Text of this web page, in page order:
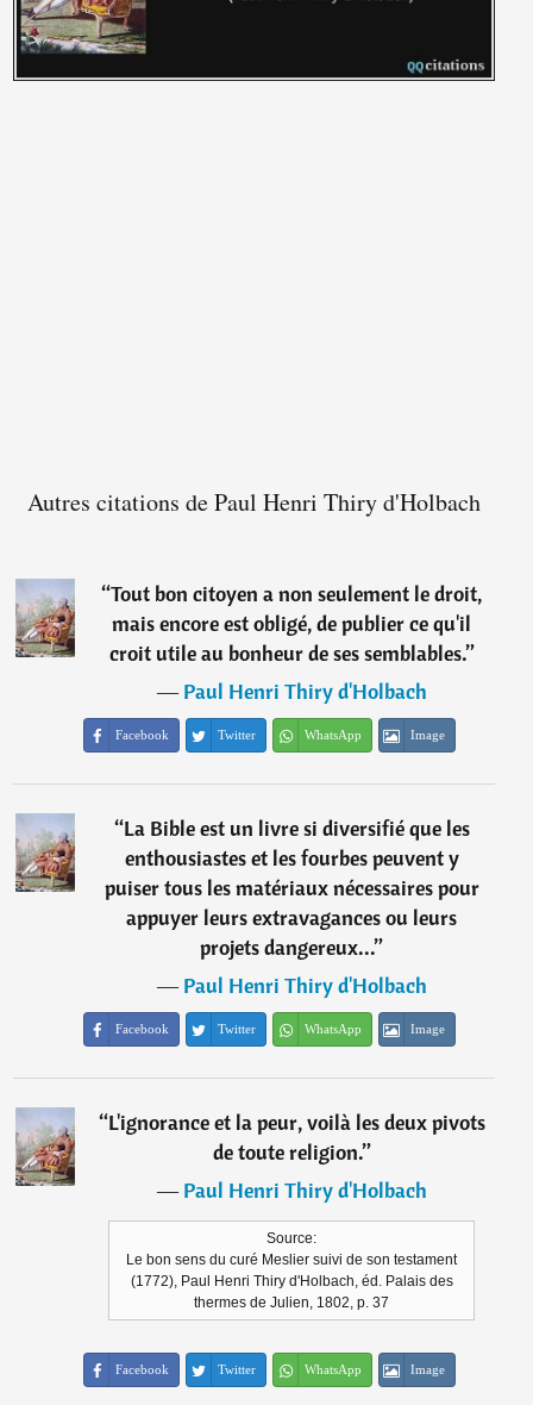
Autres citations de Paul Henri Thiry d'Holbach
“Tout bon citoyen a non seulement le droit,
mais encore est obligé, de publier ce qu'il
croit utile au bonheur de ses semblables.”
―Paul Henri Thiry d'Holbach
Facebook Twitter WhatsApp Image
“La Bible est un livre si diversifié que les
enthousiastes et les fourbes peuvent y
puiser tous les matériaux nécessaires pour
appuyer leurs extravagances ou leurs
projets dangereux...”
―Paul Henri Thiry d'Holbach
Facebook Twitter WhatsApp Image
“L'ignorance et la peur, voilà les deux pivots
de toute religion.”
―Paul Henri Thiry d'Holbach
Source:
Le bon sens du curé Meslier suivi de son testament
(1772), Paul Henri Thiry d'Holbach, éd. Palais des
thermes de Julien, 1802, p. 37
Facebook Twitter WhatsApp Image